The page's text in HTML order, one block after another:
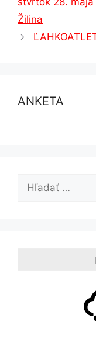
Žilina
ANKETA
Hľadať: